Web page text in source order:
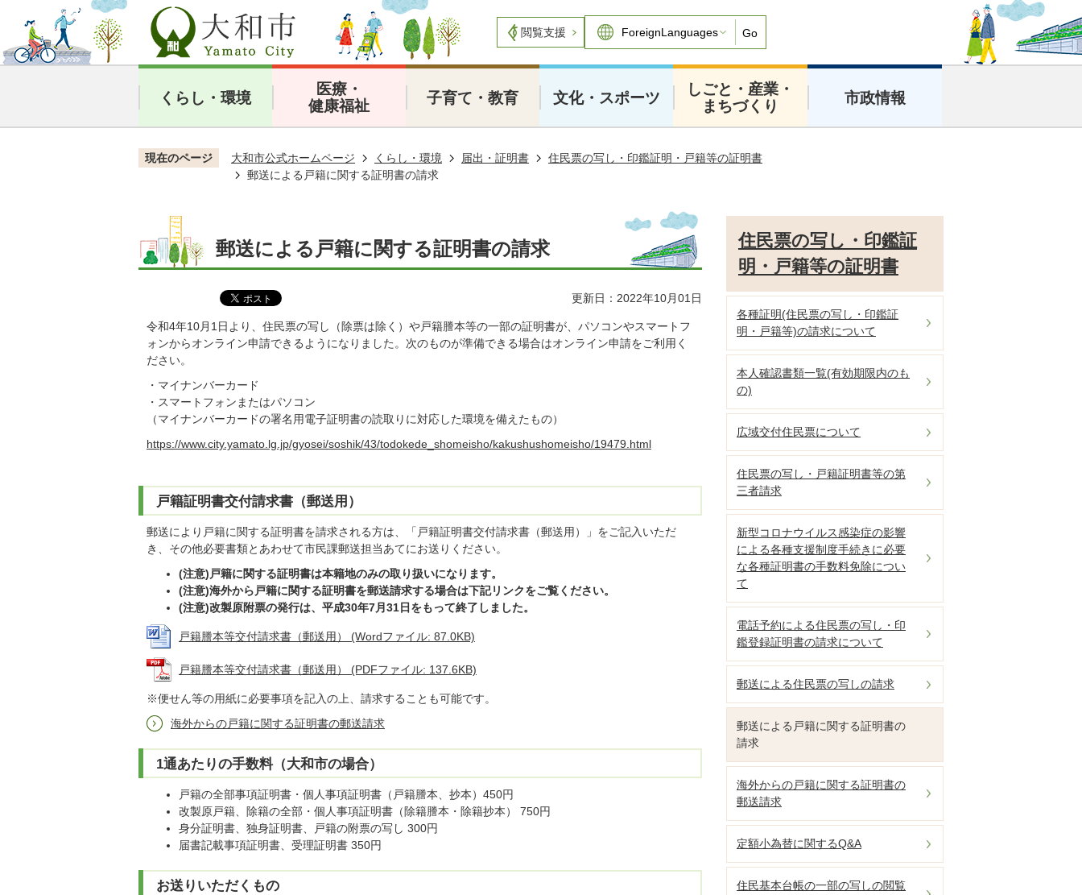
閲覧支援 Go
くらし・環境
医療・
健康福祉
子育て・教育 文化・スポーツ
しごと・産業・
まちづくり
市政情報
現在のページ 大和市公式ホームページ くらし・環境 届出・証明書
住民票の写し・印鑑証明・戸籍等の証明書
郵送による戸籍に関する証明書の請求
郵送による戸籍に関する証明書の請求
更新日：2022年10月01日
令和4年10月1日より、住民票の写し（除票は除く）や戸籍謄本等の一部の証明書が、パソコンやスマートフ
ォンからオンライン申請できるようになりました。次のものが準備できる場合はオンライン申請をご利用く
ださい。
・マイナンバーカード
・スマートフォンまたはパソコン
（マイナンバーカードの署名用電子証明書の読取りに対応した環境を備えたもの）
https://www.city.yamato.lg.jp/gyosei/soshik/43/todokede_shomeisho/kakushushomeisho/19479.html
戸籍証明書交付請求書（郵送用）
郵送により戸籍に関する証明書を請求される方は、「戸籍証明書交付請求書（郵送用）」をご記入いただ
き、その他必要書類とあわせて市民課郵送担当あてにお送りください。
(注意)戸籍に関する証明書は本籍地のみの取り扱いになります。
(注意)海外から戸籍に関する証明書を郵送請求する場合は下記リンクをご覧ください。
(注意)改製原附票の発行は、平成30年7月31日をもって終了しました。
戸籍謄本等交付請求書（郵送用） (Wordファイル: 87.0KB)
戸籍謄本等交付請求書（郵送用） (PDFファイル: 137.6KB)
※便せん等の用紙に必要事項を記入の上、請求することも可能です。
海外からの戸籍に関する証明書の郵送請求
1通あたりの手数料（大和市の場合）
戸籍の全部事項証明書・個人事項証明書（戸籍謄本、抄本）450円
改製原戸籍、除籍の全部・個人事項証明書（除籍謄本・除籍抄本） 750円
身分証明書、独身証明書、戸籍の附票の写し 300円
届書記載事項証明書、受理証明書 350円
お送りいただくもの
住民票の写し・印鑑証
明・戸籍等の証明書
各種証明(住民票の写し・印鑑証
明・戸籍等)の請求について
本人確認書類一覧(有効期限内のも
の)
広域交付住民票について
住民票の写し・戸籍証明書等の第
三者請求
新型コロナウイルス感染症の影響
による各種支援制度手続きに必要
な各種証明書の手数料免除につい
て
電話予約による住民票の写し・印
鑑登録証明書の請求について
郵送による住民票の写しの請求
郵送による戸籍に関する証明書の
請求
海外からの戸籍に関する証明書の
郵送請求
定額小為替に関するQ&A
住民基本台帳の一部の写しの閲覧